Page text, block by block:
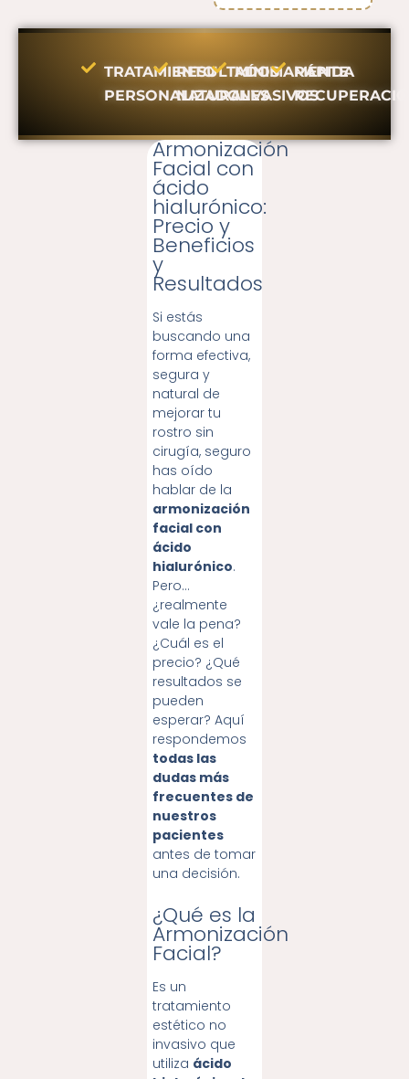
TRATAMIENTO
PERSONALIZADO
RESULTADOS
NATURALES
MÍNIMAMENTE
INVASIVOS
RÁPIDA
Armonización
Facial con
ácido
hialurónico:
Precio y
Beneficios
y
Resultados
Si estás
buscando una
forma efectiva,
segura y
natural de
mejorar tu
rostro sin
cirugía, seguro
has oído
hablar de la
armonización
facial con
ácido
hialurónico.
Pero…
¿realmente
vale la pena?
¿Cuál es el
precio? ¿Qué
resultados se
pueden
esperar? Aquí
respondemos
todas las
dudas más
frecuentes de
nuestros
pacientes
antes de tomar
una decisión.
¿Qué es la
Armonización
Facial?
Es un
tratamiento
estético no
invasivo que
utiliza ácido